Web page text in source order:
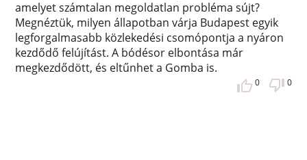
amelyet számtalan megoldatlan probléma sújt?
Megnéztük, milyen állapotban várja Budapest egyik
legforgalmasabb közlekedési csomópontja a nyáron
kezdődő felújítást. A bódésor elbontása már
megkezdődött, és eltűnhet a Gomba is.
0 0